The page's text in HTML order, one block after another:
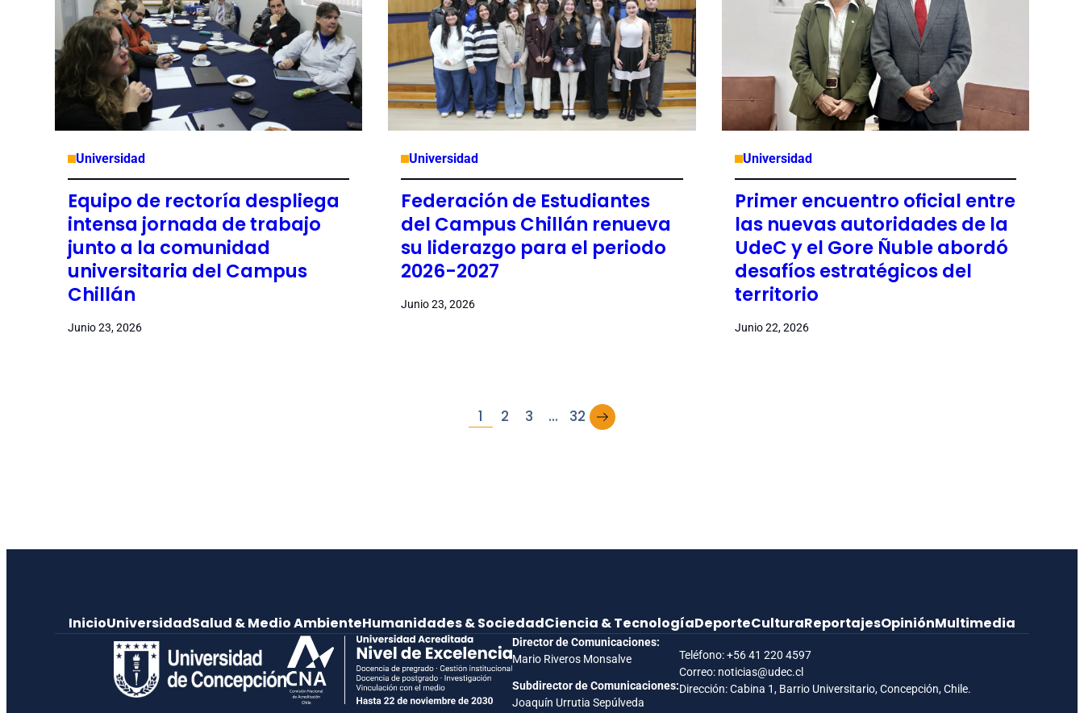
Universidad
Equipo de rectoría despliega
intensa jornada de trabajo
junto a la comunidad
universitaria del Campus
Chillán
Junio 23, 2026
Universidad
Federación de Estudiantes
del Campus Chillán renueva
su liderazgo para el periodo
2026-2027
Junio 23, 2026
Universidad
Primer encuentro oficial entre
las nuevas autoridades de la
UdeC y el Gore Ñuble abordó
desafíos estratégicos del
territorio
Junio 22, 2026
1 2 3 … 32 →
InicioUniversidadSalud & Medio AmbienteHumanidades & SociedadCiencia & TecnologíaDeporteCulturaReportajesOpiniónMultimedia
Director de Comunicaciones:
Mario Riveros Monsalve
Subdirector de Comunicaciones:
Joaquín Urrutia Sepúlveda
Teléfono:+56 41 220 4597
Correo: noticias@udec.cl
Dirección: Cabina 1, Barrio Universitario, Concepción, Chile.